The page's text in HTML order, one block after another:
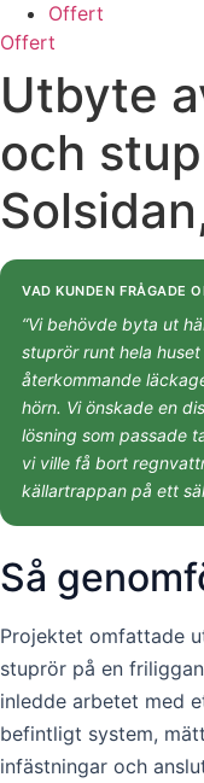
Offert
Offert
Utbyte
och
VAD KUNDEN FRÅGADE
“Vi behövde byta ut
stuprör runt hela
återkommande
hörn. Vi önskade en
lösning som passade
vi ville få bort
källartrappan på ett
Så
Projektet omfattade
stuprör på en
inledde arbetet med
befintligt system,
infästningar och